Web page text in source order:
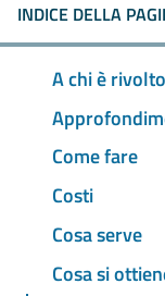
INDICE DELLA
A chi è rivolto
Come fare
Costi
Cosa serve
Cosa si